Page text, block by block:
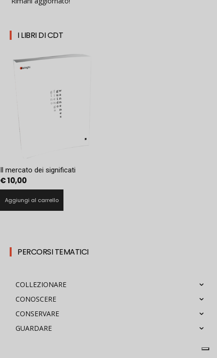
I LIBRI DI CDT
Il mercato dei significati
€10,00
Aggiungi al carrello
PERCORSI TEMATICI
COLLEZIONARE
CONOSCERE
CONSERVARE
GUARDARE